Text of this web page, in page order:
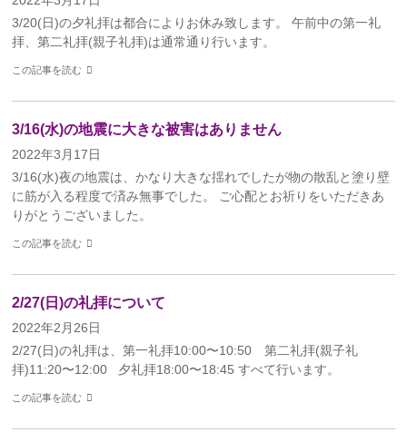
3/20(日)の夕礼拝は都合によりお休み致します。 午前中の第一礼
拝、第二礼拝(親子礼拝)は通常通り行います。
この記事を読む
3/16(水)の地震に大きな被害はありません
2022年3月17日
3/16(水)夜の地震は、かなり大きな揺れでしたが物の散乱と塗り壁
に筋が入る程度で済み無事でした。 ご心配とお祈りをいただきあ
りがとうございました。
この記事を読む
2/27(日)の礼拝について
2022年2月26日
2/27(日)の礼拝は、第一礼拝10:00〜10:50 第二礼拝(親子礼
拝)11:20〜12:00 夕礼拝18:00〜18:45 すべて行います。
この記事を読む